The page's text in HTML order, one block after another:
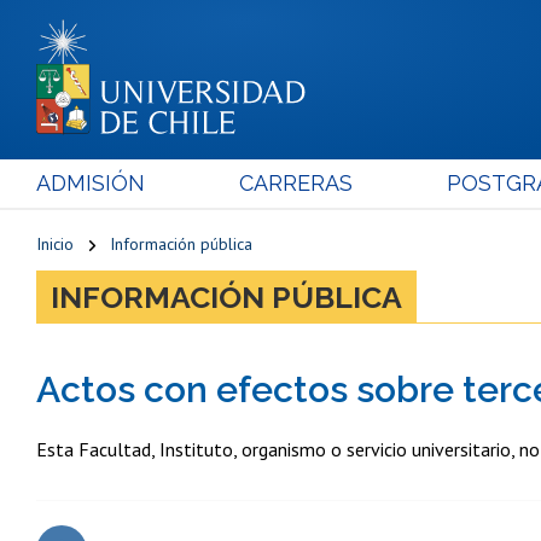
ADMISIÓN CARRERAS
Inicio Información pública
INFORMACIÓN PÚBLICA
Actos con efectos sobre
Esta Facultad, Instituto, organismo o servicio universitario,